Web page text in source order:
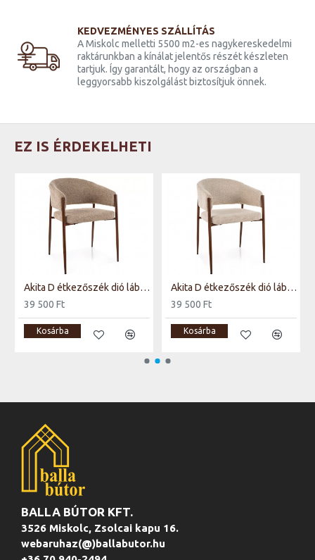
KEDVEZMÉNYES SZÁLLÍTÁS
A Miskolc melletti 5500 m2-es nagykereskedelmi
raktárunkban a kínálat jelentős részét készleten
tartjuk. Így garantált, hogy az országban a
leggyorsabb kiszolgálást biztosítjuk önnek.
EZ IS ÉRDEKELHETI
Akita D étkezőszék dió láb bézs Tap. 253
39 500 Ft
Kosárba
Akita D étkezőszék dió láb világos bézs Tap. 255
39 500 Ft
Kosárba
BALLA BÚTOR KFT.
3526 Miskolc, Zsolcai kapu 16.
webaruhaz(@)ballabutor.hu